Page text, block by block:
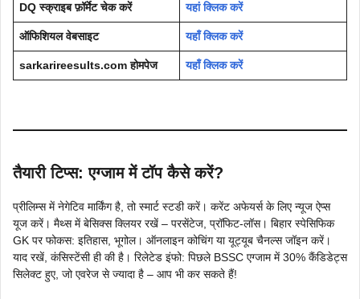
DQ स्क्राइब फ़ॉर्मेट चेक करें यहां क्लिक करें
ऑफिशियल वेबसाइट यहाँ क्लिक करें
sarkarireesults.com होमपेज यहाँ क्लिक करें
तैयारी टिप्स: एग्जाम में टॉप कैसे करें?
प्रीलिम्स में नेगेटिव मार्किंग है, तो स्मार्ट स्टडी करें। करेंट अफेयर्स के लिए न्यूज ऐप्स
यूज करें। मैथ्स में बेसिक्स क्लियर रखें – परसेंटेज, प्रॉफिट-लॉस। बिहार स्पेसिफिक
GK पर फोकस: इतिहास, भूगोल। ऑनलाइन कोचिंग या यूट्यूब चैनल्स जॉइन करें।
याद रखें, कंसिस्टेंसी ही की है। रिलेटेड इंफो: पिछले BSSC एग्जाम में 30% कैंडिडेट्स
सिलेक्ट हुए, जो एवरेज से ज्यादा है – आप भी कर सकते हैं!